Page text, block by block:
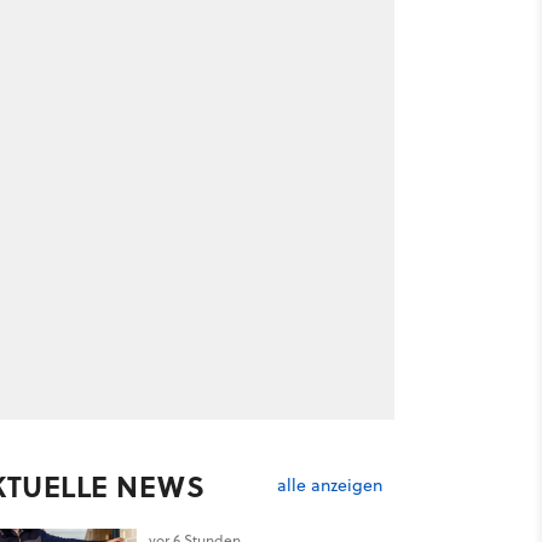
NEWS alle anzeigen